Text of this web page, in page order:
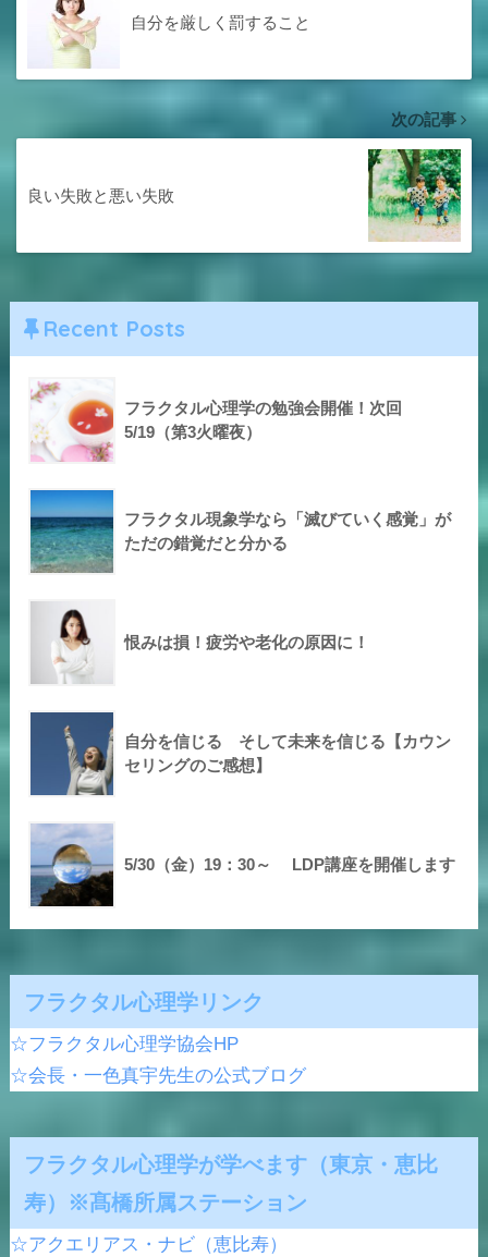
自分を厳しく罰すること
次の記事
良い失敗と悪い失敗
Recent Posts
フラクタル心理学の勉強会開催！次回
5/19（第3火曜夜）
フラクタル現象学なら「滅びていく感覚」が
ただの錯覚だと分かる
恨みは損！疲労や老化の原因に！
自分を信じる そして未来を信じる【カウン
セリングのご感想】
5/30（金）19：30～ LDP講座を開催します
フラクタル心理学リンク
☆フラクタル心理学協会HP
☆会長・一色真宇先生の公式ブログ
フラクタル心理学が学べます（東京・恵比
寿）※髙橋所属ステーション
☆アクエリアス・ナビ（恵比寿）